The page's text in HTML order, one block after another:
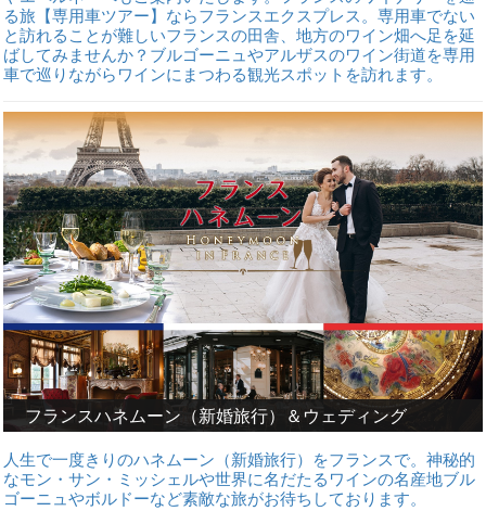
る旅【専用車ツアー】ならフランスエクスプレス。専用車でない
と訪れることが難しいフランスの田舎、地方のワイン畑へ足を延
ばしてみませんか？ブルゴーニュやアルザスのワイン街道を専用
車で巡りながらワインにまつわる観光スポットを訪れます。
フランスハネムーン（新婚旅行）＆ウェディング
人生で一度きりのハネムーン（新婚旅行）をフランスで。神秘的
なモン・サン・ミッシェルや世界に名だたるワインの名産地ブル
ゴーニュやボルドーなど素敵な旅がお待ちしております。